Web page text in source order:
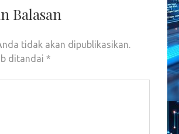
Balasan
tidak akan dipublikasikan.
ditandai *